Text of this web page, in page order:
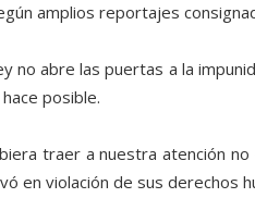
amplios reportajes
no abre las puertas a la
posible.
traer a nuestra atención no
en violación de sus derechos